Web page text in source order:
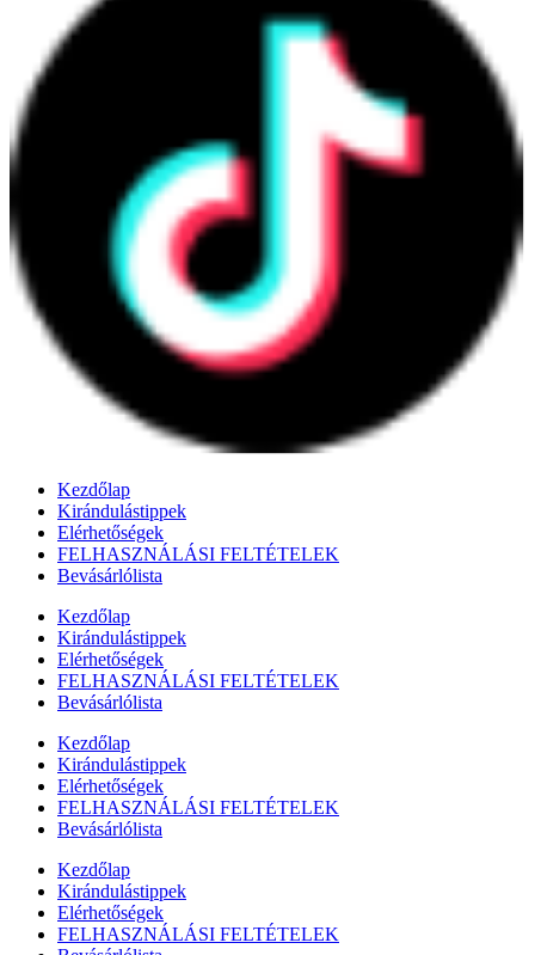
Kezdőlap
Kirándulástippek
Elérhetőségek
FELHASZNÁLÁSI FELTÉTELEK
Bevásárlólista
Kezdőlap
Kirándulástippek
Elérhetőségek
FELHASZNÁLÁSI FELTÉTELEK
Bevásárlólista
Kezdőlap
Kirándulástippek
Elérhetőségek
FELHASZNÁLÁSI FELTÉTELEK
Bevásárlólista
Kezdőlap
Kirándulástippek
Elérhetőségek
FELHASZNÁLÁSI FELTÉTELEK